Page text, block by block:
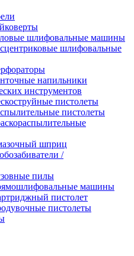
шлифовальные машины
шлифовальные
напильники
инструментов
пистолеты
пистолеты
шприц
/
пилы
машины
пистолет
пистолеты